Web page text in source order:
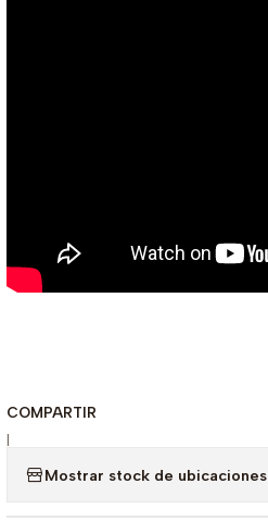
COMPARTIR
|
Mostrar stock de ubicaciones